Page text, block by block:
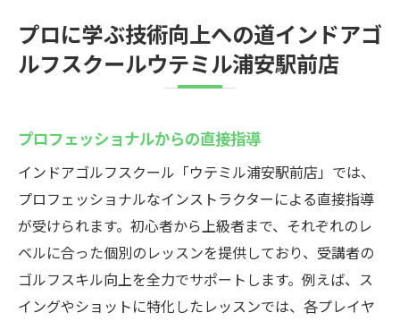
プロに学ぶ技術向上への道インドアゴ
ルフスクールウテミル浦安駅前店
プロフェッショナルからの直接指導
インドアゴルフスクール「ウテミル浦安駅前店」では、
プロフェッショナルなインストラクターによる直接指導
が受けられます。初心者から上級者まで、それぞれのレ
ベルに合った個別のレッスンを提供しており、受講者の
ゴルフスキル向上を全力でサポートします。例えば、ス
イングやショットに特化したレッスンでは、各プレイヤ